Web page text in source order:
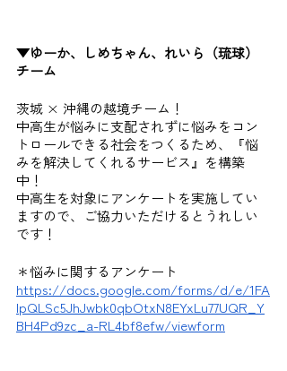
▼ゆーか、しめちゃん、れいら（琉球）
チーム
茨城 × 沖縄の越境チーム！
中高生が悩みに支配されずに悩みをコン
トロールできる社会をつくるため、『悩
みを解決してくれるサービス』を構築
中！
中高生を対象にアンケートを実施してい
ますので、ご協力いただけるとうれしい
です！
＊悩みに関するアンケート
https://docs.google.com/forms/d/e/1FA
IpQLSc5JhJwbk0qbOtxN8EYxLu77UQR_Y
BH4Pd9zc_a-RL4bf8efw/viewform